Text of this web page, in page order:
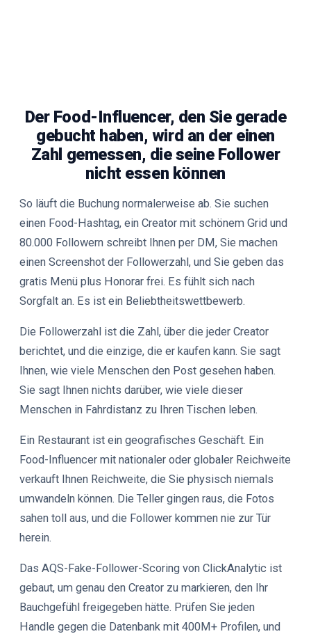
Der Food-Influencer, den Sie gerade
gebucht haben, wird an der einen
Zahl gemessen, die seine Follower
nicht essen können
So läuft die Buchung normalerweise ab. Sie suchen
einen Food-Hashtag, ein Creator mit schönem Grid und
80.000 Followern schreibt Ihnen per DM, Sie machen
einen Screenshot der Followerzahl, und Sie geben das
gratis Menü plus Honorar frei. Es fühlt sich nach
Sorgfalt an. Es ist ein Beliebtheitswettbewerb.
Die Followerzahl ist die Zahl, über die jeder Creator
berichtet, und die einzige, die er kaufen kann. Sie sagt
Ihnen, wie viele Menschen den Post gesehen haben.
Sie sagt Ihnen nichts darüber, wie viele dieser
Menschen in Fahrdistanz zu Ihren Tischen leben.
Ein Restaurant ist ein geografisches Geschäft. Ein
Food-Influencer mit nationaler oder globaler Reichweite
verkauft Ihnen Reichweite, die Sie physisch niemals
umwandeln können. Die Teller gingen raus, die Fotos
sahen toll aus, und die Follower kommen nie zur Tür
herein.
Das AQS-Fake-Follower-Scoring von ClickAnalytic ist
gebaut, um genau den Creator zu markieren, den Ihr
Bauchgefühl freigegeben hätte. Prüfen Sie jeden
Handle gegen die Datenbank mit 400M+ Profilen, und